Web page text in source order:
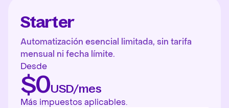
Starter
Automatización esencial limitada, sin tarifa
mensual ni fecha límite.
Desde
$0USD/mes
Más impuestos aplicables.